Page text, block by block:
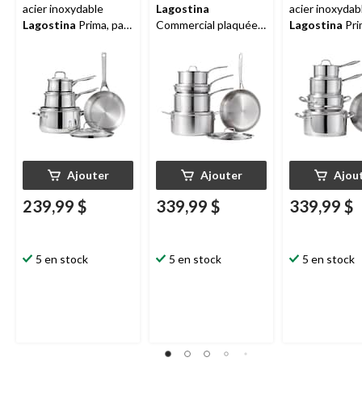
acier inoxydable
Lagostina Prima, paq.
Ajouter
239,99 $
5 en stock
Lagostina
Commercial plaquée à
Ajouter
339,99 $
5 en stock
acier
Lagostina
339,99 $
5 en stock